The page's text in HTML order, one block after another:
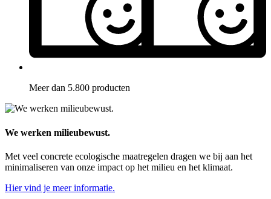
Meer dan 5.800 producten
We werken milieubewust.
Met veel concrete ecologische maatregelen dragen we bij aan het
minimaliseren van onze impact op het milieu en het klimaat.
Hier vind je meer informatie.